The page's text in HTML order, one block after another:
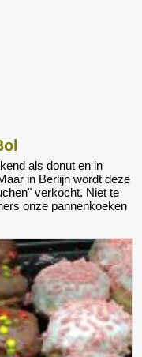
als donut en in
in Berlijn wordt deze
verkocht. Niet te
onze pannenkoeken